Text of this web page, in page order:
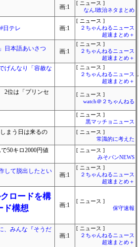
画:1
[ ニュース ]
なんJ政治ネタまとめ
日テレ 画:1
[ ニュース ]
２ちゃんねるニュース
超速まとめ＋
日本語あいさつ 画:1
[ ニュース ]
２ちゃんねるニュース
超速まとめ＋
げんなり「容赦な
[ ニュース ]
２ちゃんねるニュース
超速まとめ＋
2位は「プリンセ
[ ニュース ]
watch＠２ちゃんねる
[ ニュース ]
黒マッチョニュース
まう日は来るの
[ ニュース ]
常識的に考えた
50キロ2000円値
[ ニュース ]
みそパンNEWS
して脱出したとい
画:1
[ ニュース ]
２ちゃんねるニュース
超速まとめ＋
ロードを構
ド構想
画:1
[ ニュース ]
保守速報
、みんな『そうだ
画:1
[ ニュース ]
２ちゃんねるニュース
超速まとめ＋